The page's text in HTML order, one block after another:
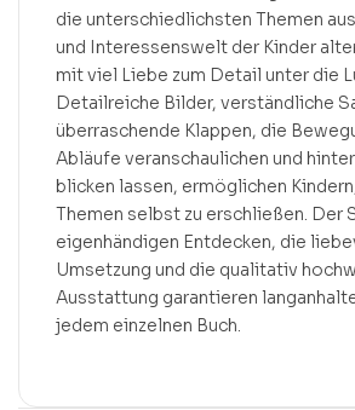
die unterschiedlichsten Themen
und Interessenswelt der Kinder
mit viel Liebe zum Detail unter die
Detailreiche Bilder, verständliche
überraschende Klappen, die
Abläufe veranschaulichen und
blicken lassen, ermöglichen
Themen selbst zu erschließen. Der
eigenhändigen Entdecken, die
Umsetzung und die qualitativ
Ausstattung garantieren
jedem einzelnen Buch.